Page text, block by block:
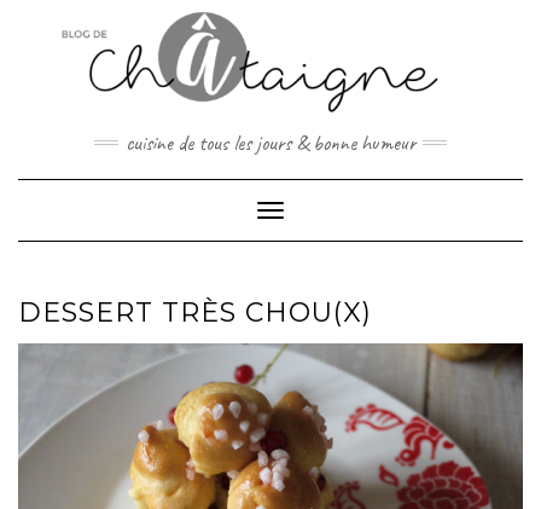
cuisine de tous les jours & bonne humeur
Toggle Navigation
DESSERT TRÈS CHOU(X)